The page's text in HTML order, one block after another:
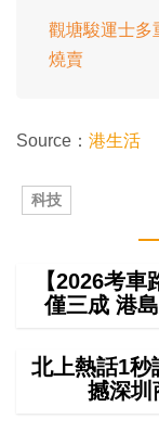
觀塘駿運士多
燒賣
Source： 港生活
科技
【2026考
僅三成 港
北上熱話1秒
撼深圳